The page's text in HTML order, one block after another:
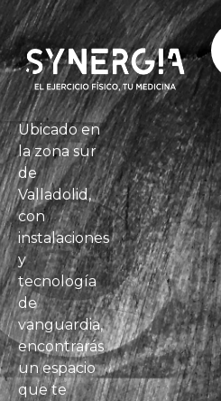
Ubicado en
la zona sur
de
Valladolid,
con
instalaciones
y
tecnología
de
vanguardia,
encontrarás
un espacio
que te